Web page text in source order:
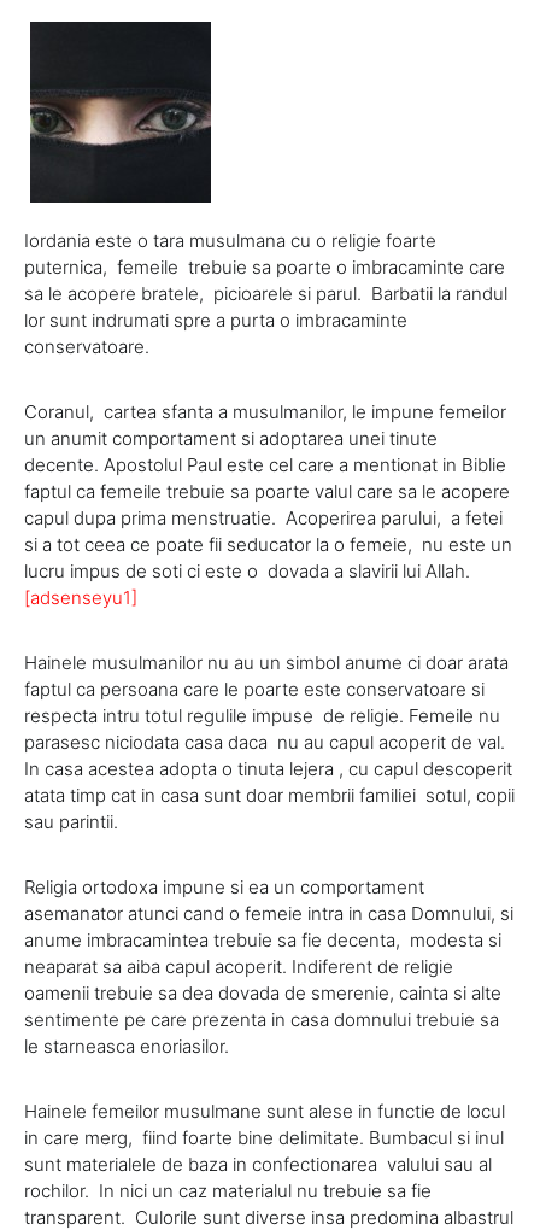
Iordania este o tara musulmana cu o religie foarte
puternica, femeile trebuie sa poarte o imbracaminte care
sa le acopere bratele, picioarele si parul. Barbatii la randul
lor sunt indrumati spre a purta o imbracaminte
conservatoare.
Coranul, cartea sfanta a musulmanilor, le impune femeilor
un anumit comportament si adoptarea unei tinute
decente. Apostolul Paul este cel care a mentionat in Biblie
faptul ca femeile trebuie sa poarte valul care sa le acopere
capul dupa prima menstruatie. Acoperirea parului, a fetei
si a tot ceea ce poate fii seducator la o femeie, nu este un
lucru impus de soti ci este o dovada a slavirii lui Allah.
[adsenseyu1]
Hainele musulmanilor nu au un simbol anume ci doar arata
faptul ca persoana care le poarte este conservatoare si
respecta intru totul regulile impuse de religie. Femeile nu
parasesc niciodata casa daca nu au capul acoperit de val.
In casa acestea adopta o tinuta lejera , cu capul descoperit
atata timp cat in casa sunt doar membrii familiei sotul, copii
sau parintii.
Religia ortodoxa impune si ea un comportament
asemanator atunci cand o femeie intra in casa Domnului, si
anume imbracamintea trebuie sa fie decenta, modesta si
neaparat sa aiba capul acoperit. Indiferent de religie
oamenii trebuie sa dea dovada de smerenie, cainta si alte
sentimente pe care prezenta in casa domnului trebuie sa
le starneasca enoriasilor.
Hainele femeilor musulmane sunt alese in functie de locul
in care merg, fiind foarte bine delimitate. Bumbacul si inul
sunt materialele de baza in confectionarea valului sau al
rochilor. In nici un caz materialul nu trebuie sa fie
transparent. Culorile sunt diverse insa predomina albastrul